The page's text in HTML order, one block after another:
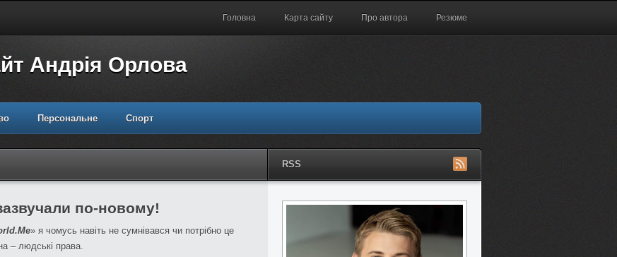
Головна Карта сайту Про автора Резюме
Андрія Орлова
Персональне Спорт
RSS
по-новому!
» я чомусь навіть не сумнівався чи потрібно це
– людські права.